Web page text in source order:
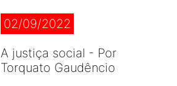
02/09/2022
A justiça social - Por
Torquato Gaudêncio